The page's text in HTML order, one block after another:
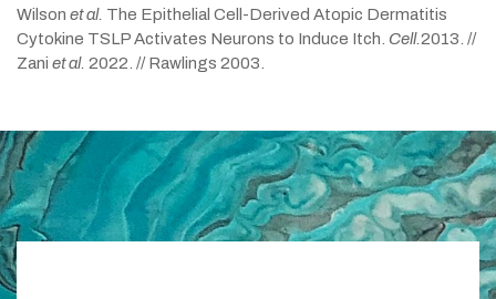
Wilson et al. The Epithelial Cell-Derived Atopic Dermatitis
Cytokine TSLP Activates Neurons to Induce Itch. Cell.2013. //
Zani et al. 2022. // Rawlings 2003.